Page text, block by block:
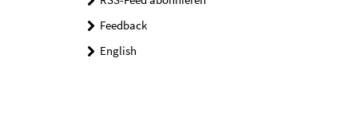
Feedback
English